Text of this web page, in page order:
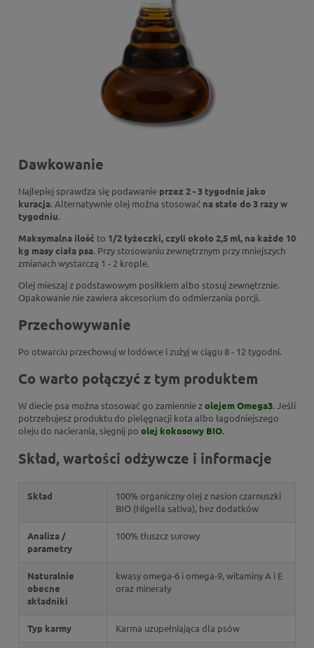
Dawkowanie
Najlepiej sprawdza się podawanie przez 2 - 3 tygodnie jako
kuracja. Alternatywnie olej można stosować na stałe do 3 razy w
tygodniu.
Maksymalna ilość to 1/2 łyżeczki, czyli około 2,5 ml, na każde 10
kg masy ciała psa. Przy stosowaniu zewnętrznym przy mniejszych
zmianach wystarczą 1 - 2 krople.
Olej mieszaj z podstawowym posiłkiem albo stosuj zewnętrznie.
Opakowanie nie zawiera akcesorium do odmierzania porcji.
Przechowywanie
Po otwarciu przechowuj w lodówce i zużyj w ciągu 8 - 12 tygodni.
Co warto połączyć z tym produktem
W diecie psa można stosować go zamiennie zolejem Omega3. Jeśli
potrzebujesz produktu do pielęgnacji kota albo łagodniejszego
oleju do nacierania, sięgnij po olej kokosowy BIO.
Skład, wartości odżywcze i informacje
Skład
100% organiczny olej z nasion czarnuszki
BIO (Nigella sativa), bez dodatków
Analiza /
parametry
100% tłuszcz surowy
Naturalnie
obecne
składniki
kwasy omega-6 i omega-9, witaminy A i E
oraz minerały
Typ karmy Karma uzupełniająca dla psów